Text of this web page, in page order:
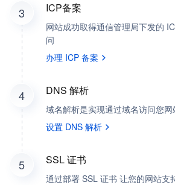
3 ICP备案
网站成功取得通信管理局下发的
问
办理 ICP 备案
4 DNS 解析
域名解析是实现通过域名访问您
设置 DNS 解析
5 SSL 证书
通过部署 SSL 证书 让您的网站支